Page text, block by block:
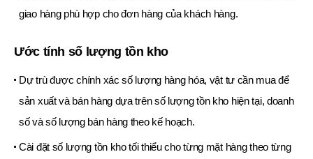
giao hàng phù hợp cho đơn hàng của khách hàng.
Ước tính số lượng tồn kho
Dự trù được chính xác số lượng hàng hóa, vật tư cần mua để
sản xuất và bán hàng dựa trên số lượng tồn kho hiện tại, doanh
số và số lượng bán hàng theo kế hoạch.
Cài đặt số lượng tồn kho tối thiểu cho từng mặt hàng theo từng